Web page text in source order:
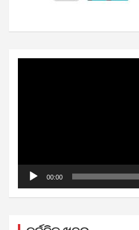
00:00